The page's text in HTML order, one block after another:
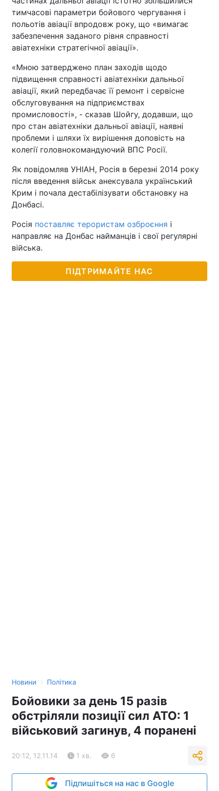
тимчасові параметри бойового чергування і
польотів авіації впродовж року, що «вимагає
забезпечення заданого рівня справності
авіатехніки стратегічної авіації».
«Мною затверджено план заходів щодо
підвищення справності авіатехніки дальньої
авіації, який передбачає її ремонт і сервісне
обслуговування на підприємствах
промисловості», - сказав Шойгу, додавши, що
про стан авіатехніки дальньої авіації, наявні
проблеми і шляхи їх вирішення доповість на
колегії головнокомандуючий ВПС Росії.
Як повідомляв УНІАН, Росія в березні 2014 року
після введення військ анексувала український
Крим і почала дестабілізувати обстановку на
Донбасі.
Росія поставляє терористам озброєння і
направляє на Донбас найманців і свої регулярні
війська.
ПІДТРИМАЙТЕ НАС
Новини › Політика
Бойовики за день 15 разів
обстріляли позиції сил АТО: 1
військовий загинув, 4 поранені
20:12, 12.11.14 1 хв. 6
Підпишіться на нас в Google